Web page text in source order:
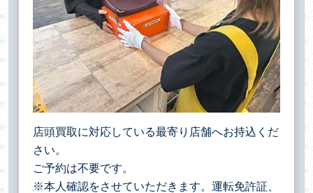
店頭買取に対応している最寄り店舗へお持込くだ
さい。
ご予約は不要です。
※本人確認をさせていただきます。運転免許証、